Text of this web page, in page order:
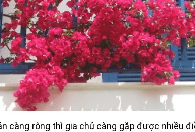
càng rộng thì gia chủ càng gặp được nhiều